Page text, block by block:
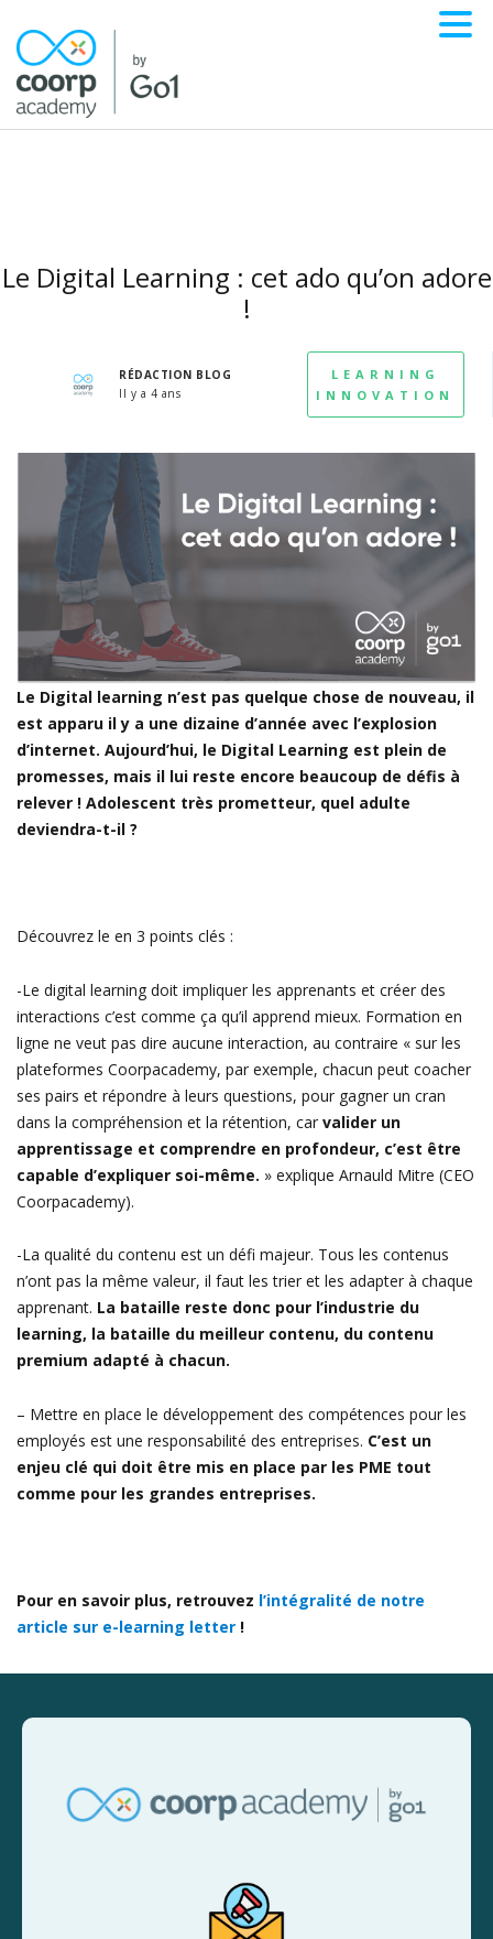
Le Digital Learning : cet ado qu’on adore
!
RÉDACTION BLOG
Il y a 4 ans
LEARNING
INNOVATION
Le Digital learning n’est pas quelque chose de nouveau, il
est apparu il y a une dizaine d’année avec l’explosion
d’internet. Aujourd’hui, le Digital Learning est plein de
promesses, mais il lui reste encore beaucoup de défis à
relever ! Adolescent très prometteur, quel adulte
deviendra-t-il ?
Découvrez le en 3 points clés :
-Le digital learning doit impliquer les apprenants et créer des
interactions c’est comme ça qu’il apprend mieux. Formation en
ligne ne veut pas dire aucune interaction, au contraire « sur les
plateformes Coorpacademy, par exemple, chacun peut coacher
ses pairs et répondre à leurs questions, pour gagner un cran
dans la compréhension et la rétention, car valider un
apprentissage et comprendre en profondeur, c’est être
capable d’expliquer soi-même. » explique Arnauld Mitre (CEO
Coorpacademy).
-La qualité du contenu est un défi majeur. Tous les contenus
n’ont pas la même valeur, il faut les trier et les adapter à chaque
apprenant. La bataille reste donc pour l’industrie du
learning, la bataille du meilleur contenu, du contenu
premium adapté à chacun.
– Mettre en place le développement des compétences pour les
employés est une responsabilité des entreprises. C’est un
enjeu clé qui doit être mis en place par les PME tout
comme pour les grandes entreprises.
Pour en savoir plus, retrouvez l’intégralité de notre
article sur e-learning letter !